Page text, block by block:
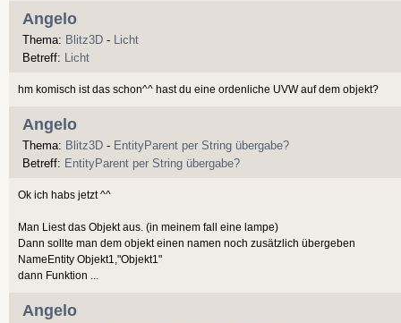
Angelo
Thema: Blitz3D -
Licht
Betreff:
Licht
hm komisch ist das schon^^ hast du eine ordenliche UVW auf dem objekt?
Angelo
Thema: Blitz3D - EntityParent per String übergabe?
Betreff: EntityParent per String übergabe?
Ok ich habs jetzt ^^
Man Liest das Objekt aus. (in meinem fall eine lampe)
Dann sollte man dem objekt einen namen noch zusätzlich übergeben
NameEntity Objekt1,"Objekt1"
dann Funktion ...
Angelo